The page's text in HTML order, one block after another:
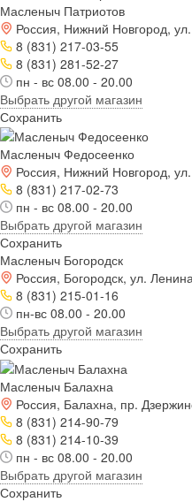
Масленыч Патриотов
Россия, Нижний Новгород,
8 (831) 217-03-55
8 (831) 281-52-27
пн - вс 08.00 - 20.00
Выбрать другой магазин
Сохранить
Масленыч Федосеенко
Россия, Нижний Новгород,
8 (831) 217-02-73
пн - вс 08.00 - 20.00
Выбрать другой магазин
Сохранить
Масленыч Богородск
Россия, Богородск, ул.
8 (831) 215-01-16
пн-вс 08.00 - 20.00
Выбрать другой магазин
Сохранить
Масленыч Балахна
Россия, Балахна, пр.
8 (831) 214-90-79
8 (831) 214-10-39
пн - вс 08.00 - 20.00
Выбрать другой магазин
Сохранить